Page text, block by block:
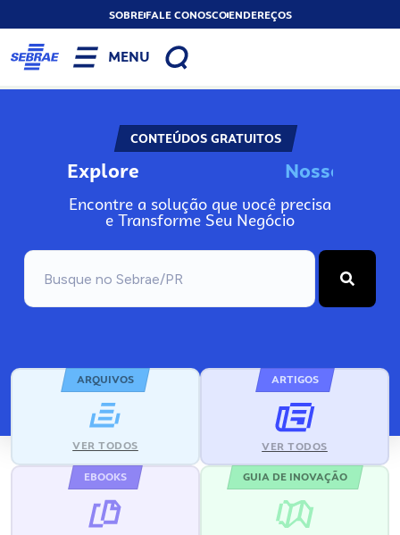
SOBREFALE CONOSCOENDEREÇOS
MENU
CONTEÚDOS GRATUITOS
Explore No
Encontre a solução que você precisa
e Transforme Seu Negócio
ARQUIVOS
VER TODOS
ARTIGOS
VER TODOS
EBOOKS GUIA DE INOVAÇÃO